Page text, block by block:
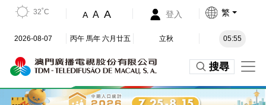
32˚C A A A 登入 繁
2026-08-07 丙午 馬年 六月廿五 立秋 05:55
搜尋